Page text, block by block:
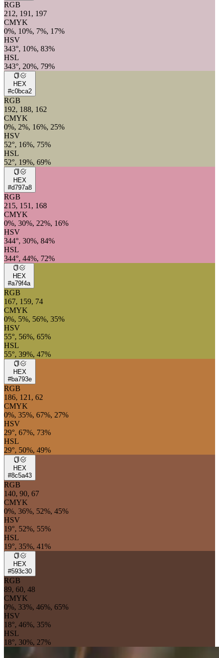
RGB
212, 191, 197
CMYK
0%, 10%, 7%, 17%
HSV
343°, 10%, 83%
HSL
343°, 20%, 79%
HEX
#c0bca2
RGB
192, 188, 162
CMYK
0%, 2%, 16%, 25%
HSV
52°, 16%, 75%
HSL
52°, 19%, 69%
HEX
#d797a8
RGB
215, 151, 168
CMYK
0%, 30%, 22%, 16%
HSV
344°, 30%, 84%
HSL
344°, 44%, 72%
HEX
#a79f4a
RGB
167, 159, 74
CMYK
0%, 5%, 56%, 35%
HSV
55°, 56%, 65%
HSL
55°, 39%, 47%
HEX
#ba793e
RGB
186, 121, 62
CMYK
0%, 35%, 67%, 27%
HSV
29°, 67%, 73%
HSL
29°, 50%, 49%
HEX
#8c5a43
RGB
140, 90, 67
CMYK
0%, 36%, 52%, 45%
HSV
19°, 52%, 55%
HSL
19°, 35%, 41%
HEX
#593c30
RGB
89, 60, 48
CMYK
0%, 33%, 46%, 65%
HSV
18°, 46%, 35%
HSL
18°, 30%, 27%